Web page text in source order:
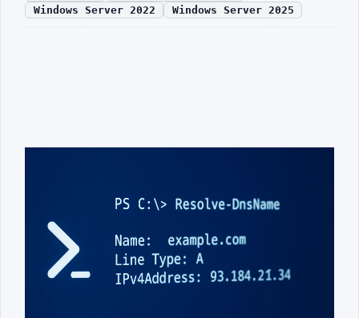
Windows Server 2022
Windows Server 2025